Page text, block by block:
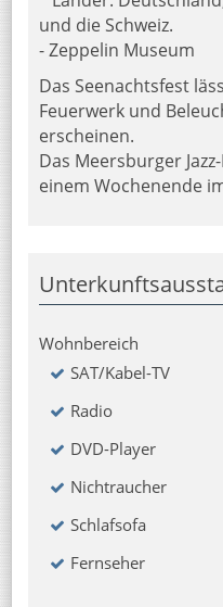
und die Schweiz.
- Zeppelin Museum
Das Seenachtsfest
Feuerwerk und
erscheinen.
Das Meersburger
einem Wochenende
Wohnbereich
SAT/Kabel-TV
Radio
DVD-Player
Nichtraucher
Schlafsofa
Fernseher